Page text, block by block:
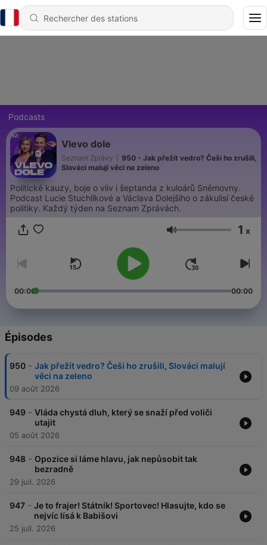
Podcasts
Vlevo dole
Seznam Zprávy
950 - Jak přežít vedro? Češi ho zrušili,
Slováci malují věci na zeleno
Politické kauzy, boje o vliv i šeptanda z kuloárů Sněmovny.
Podcast Lucie Stuchlíkové a Václava Dolejšího o zákulisí české
politiky. Každý týden na Seznam Zprávách.
Volume 1 x
00:00 00:00
Épisodes
950 - Jak přežít vedro? Češi ho zrušili, Slováci malují
věci na zeleno
09 août 2026
949 - Vláda chystá dluh, který se snaží před voliči
utajit
05 août 2026
948 - Opozice si láme hlavu, jak nepůsobit tak
bezradně
29 juil. 2026
947 - Je to frajer! Státník! Sportovec! Hlasujte, kdo se
nejvíc lísá k Babišovi
25 juil. 2026